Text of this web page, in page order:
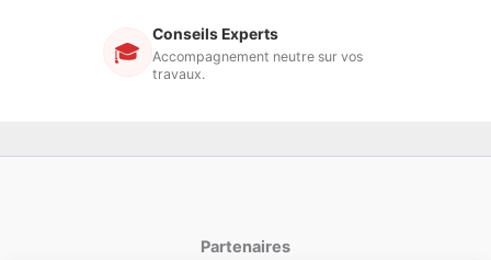
🎓
Conseils Experts
Accompagnement neutre sur vos
travaux.
Partenaires